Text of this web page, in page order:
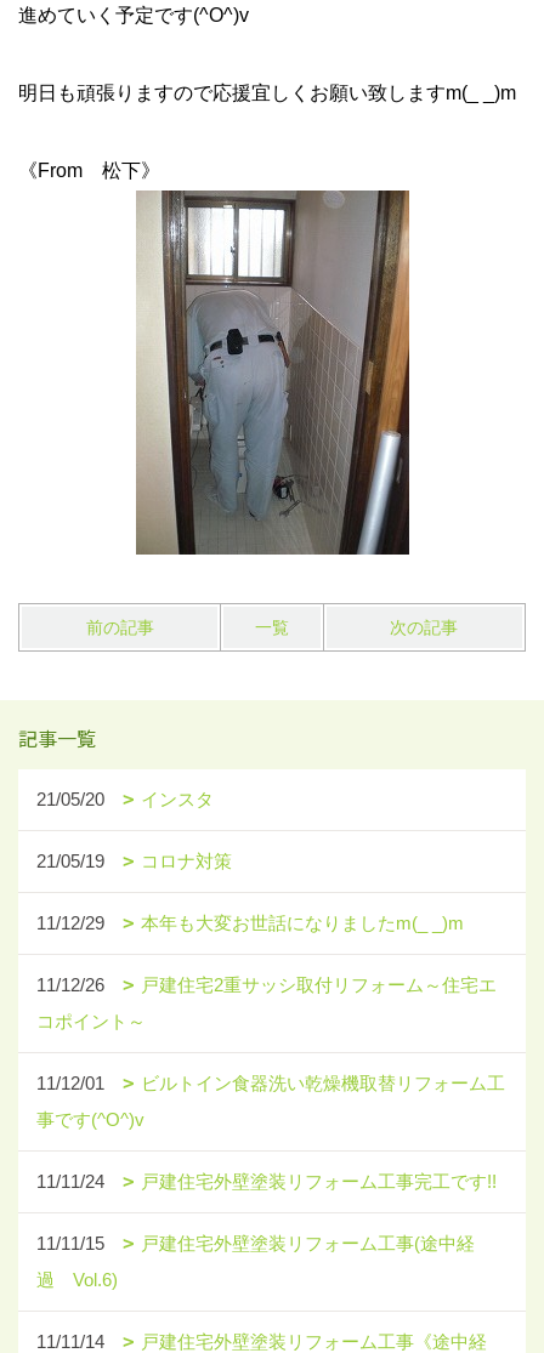
進めていく予定です(^O^)v
明日も頑張りますので応援宜しくお願い致しますm(_ _)m
《From 松下》
前の記事 一覧 次の記事
記事一覧
21/05/20 インスタ
21/05/19 コロナ対策
11/12/29 本年も大変お世話になりましたm(_ _)m
11/12/26
戸建住宅2重サッシ取付リフォーム～住宅エ
コポイント～
11/12/01
ビルトイン食器洗い乾燥機取替リフォーム工
事です(^O^)v
11/11/24 戸建住宅外壁塗装リフォーム工事完工です!!
11/11/15
戸建住宅外壁塗装リフォーム工事(途中経
過 Vol.6)
11/11/14
戸建住宅外壁塗装リフォーム工事《途中経